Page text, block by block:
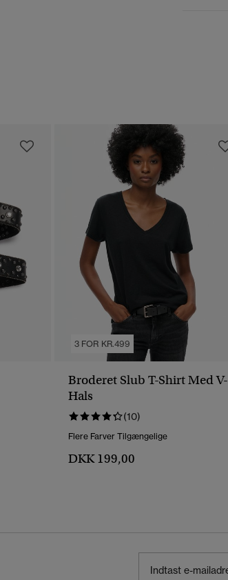
3 FOR KR.499
Broderet Slub T-Shirt Med V-
Hals
(10)
Flere Farver Tilgængelige
DKK 199,00